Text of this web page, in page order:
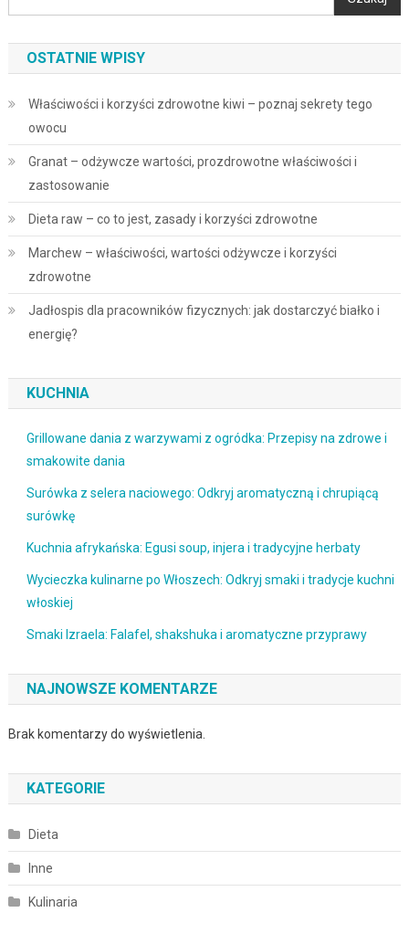
OSTATNIE WPISY
Właściwości i korzyści zdrowotne kiwi – poznaj sekrety tego
owocu
Granat – odżywcze wartości, prozdrowotne właściwości i
zastosowanie
Dieta raw – co to jest, zasady i korzyści zdrowotne
Marchew – właściwości, wartości odżywcze i korzyści
zdrowotne
Jadłospis dla pracowników fizycznych: jak dostarczyć białko i
energię?
KUCHNIA
Grillowane dania z warzywami z ogródka: Przepisy na zdrowe i
smakowite dania
Surówka z selera naciowego: Odkryj aromatyczną i chrupiącą
surówkę
Kuchnia afrykańska: Egusi soup, injera i tradycyjne herbaty
Wycieczka kulinarne po Włoszech: Odkryj smaki i tradycje kuchni
włoskiej
Smaki Izraela: Falafel, shakshuka i aromatyczne przyprawy
NAJNOWSZE KOMENTARZE
Brak komentarzy do wyświetlenia.
KATEGORIE
Dieta
Inne
Kulinaria